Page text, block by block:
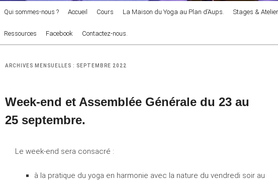
Qui sommes-nous ? Accueil Cours La Maison du Yoga au Plan d’Aups. Stages &
Ressources Facebook Contactez-nous.
ARCHIVES MENSUELLES : SEPTEMBRE 2022
Week-end et Assemblée Générale du 23 au
25 septembre.
Le week-end sera consacré :
à la pratique du yoga en harmonie avec la nature du vendredi soir au